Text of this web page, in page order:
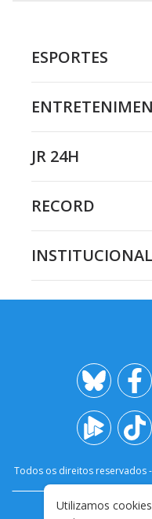
ESPORTES
JR 24H
RECORD
INSTITUCIONAL
Todos os direitos reservados
Utilizamos